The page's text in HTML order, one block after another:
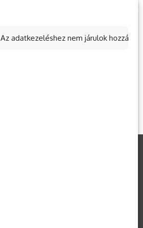
Az adatkezeléshez nem járulok hozzá